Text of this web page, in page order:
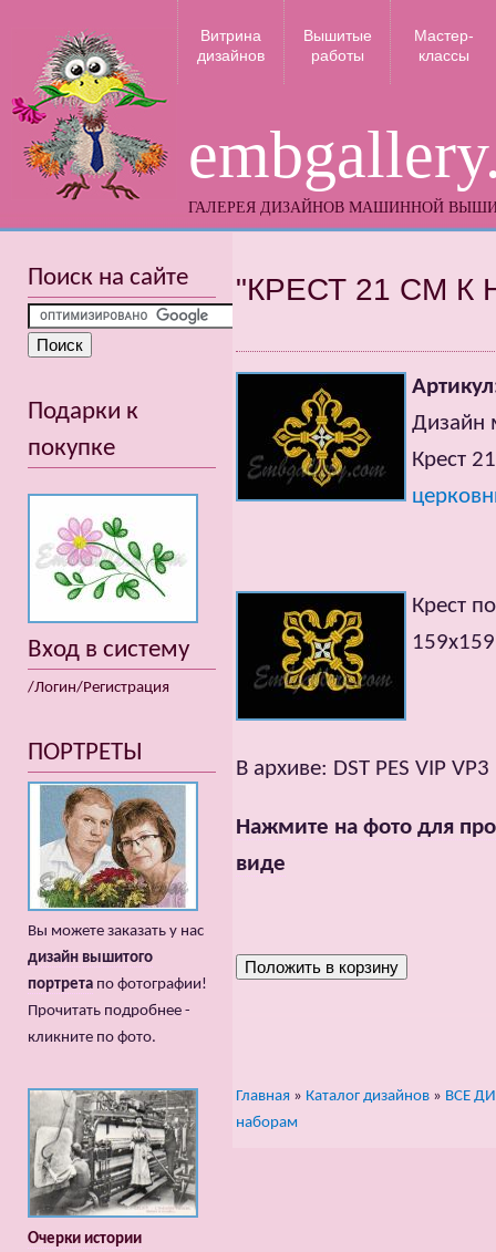
ГАЛЕРЕЯ ДИЗАЙНОВ МАШИННОЙ
Витрина
дизайнов
Вышитые
работы
Мастер-
классы
"КРЕСТ 21 СМ К
Дизайн
Крест
Крест
В архиве: DST PES VIP VP3
Нажмите на фото для
виде
Главная » Каталог дизайнов » ВСЕ
наборам
Поиск на сайте
Подарки к
покупке
Вход в систему
/Логин/Регистрация
ПОРТРЕТЫ
Вы можете заказать у нас
дизайн вышитого
портрета по фотографии!
Прочитать подробнее -
кликните по фото.
Очерки истории